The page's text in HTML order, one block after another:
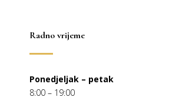
Radno vrijeme
Ponedjeljak – petak
8:00 – 19:00